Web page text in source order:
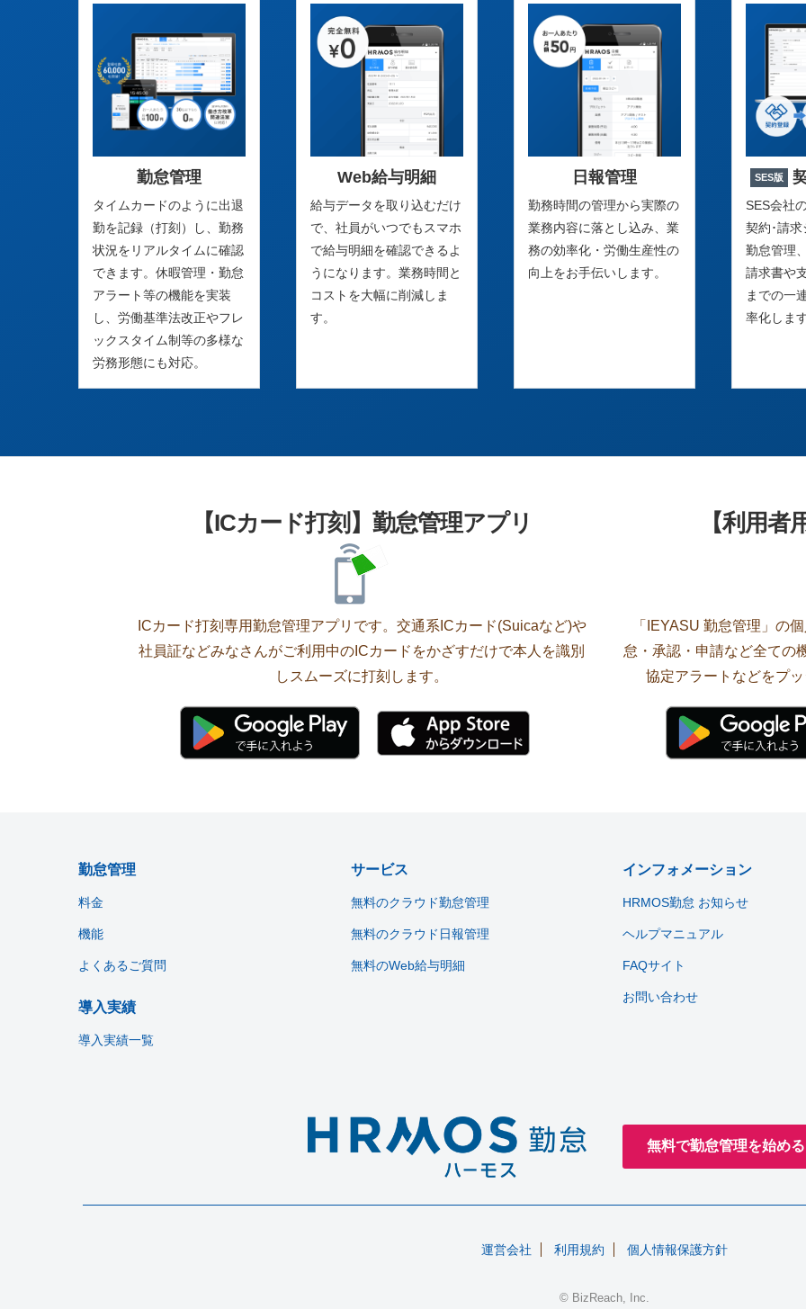
勤怠管理
タイムカードのように出退
勤を記録（打刻）し、勤務
状況をリアルタイムに確認
できます。休暇管理・勤怠
アラート等の機能を実装
し、労働基準法改正やフレ
ックスタイム制等の多様な
労務形態にも対応。
Web給与明細
給与データを取り込むだけ
で、社員がいつでもスマホ
で給与明細を確認できるよ
うになります。業務時間と
コストを大幅に削減しま
す。
日報管理
勤務時間の管理から実際の
業務内容に落とし込み、業
務の効率化・労働生産性の
向上をお手伝いします。
SES版
SES会社
契約･請
勤怠管理
請求書や
までの一
率化しま
【ICカード打刻】勤怠管理アプリ
ICカード打刻専用勤怠管理アプリです。交通系ICカード(Suicaなど)や
社員証などみなさんがご利用中のICカードをかざすだけで本人を識別
しスムーズに打刻します。
【利用
「IEYASU 勤怠管理」の
怠・承認・申請など全ての
協定アラートなどをプ
勤怠管理
料金
機能
よくあるご質問
導入実績
導入実績一覧
サービス
無料のクラウド勤怠管理
無料のクラウド日報管理
無料のWeb給与明細
インフォメーション
HRMOS勤怠 お知らせ
ヘルプマニュアル
FAQサイト
お問い合わせ
無料で勤怠管理を始める
運営会社 利用規約 個人情報保護方針
© BizReach, Inc.